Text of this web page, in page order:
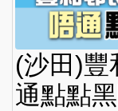
(沙田)豐
通點點